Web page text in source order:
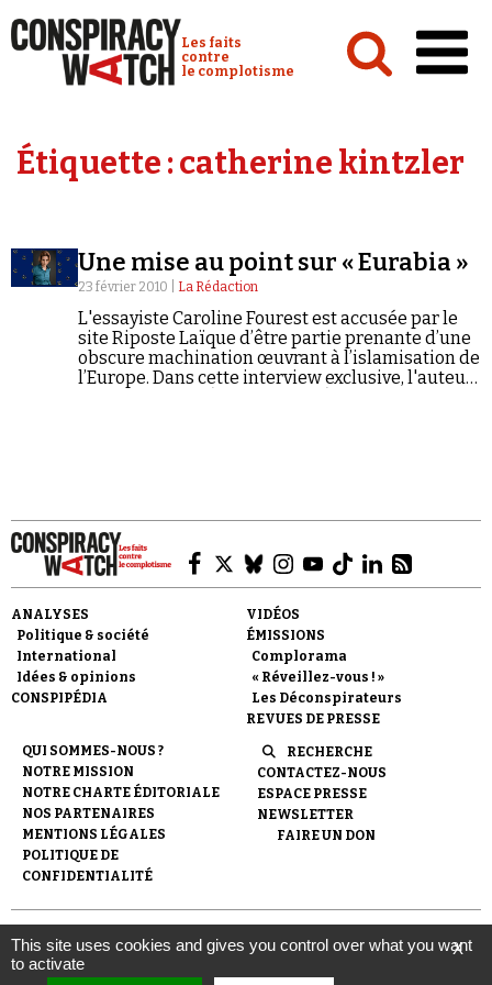
Conspiracy Watch :
Les faits
contre
le complotisme
Analyses
Vidéos
Émissions
Revues de presse
Faire un don
Demander à Vera
Étiquette :catherine kintzler
Une mise au point sur « Eurabia »
23 février 2010 | La Rédaction
L'essayiste Caroline Fourest est accusée par le
site Riposte Laïque d’être partie prenante d’une
obscure machination œuvrant à l’islamisation de
l’Europe. Dans cette interview exclusive, l'auteur
ANALYSES
Politique & société
International
Idées & opinions
CONSPIPÉDIA
VIDÉOS
ÉMISSIONS
Complorama
« Réveillez-vous ! »
Les Déconspirateurs
REVUES DE PRESSE
QUI SOMMES-NOUS ?
NOTRE MISSION
NOTRE CHARTE ÉDITORIALE
NOS PARTENAIRES
MENTIONS LÉGALES
POLITIQUE DE
CONFIDENTIALITÉ
RECHERCHE
CONTACTEZ-NOUS
ESPACE PRESSE
NEWSLETTER
FAIRE UN DON
© 2007- 2026 Conspiracy Watch | Une réalisation de
l'Observatoire du conspirationnisme (association loi de 1901) avec
le soutien de la Fondation pour la Mémoire de la Shoah.
X
This site uses cookies and gives you control over what you want
to activate